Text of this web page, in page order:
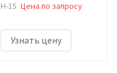
H-15 Цена по запросу
Узнать цену